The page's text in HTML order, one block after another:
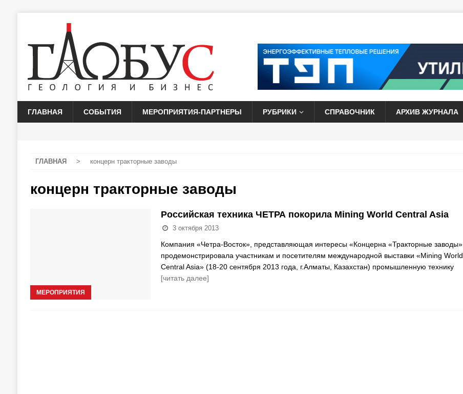
ГЛАВНАЯ СОБЫТИЯ МЕРОПРИЯТИЯ-ПАРТНЕРЫ РУБРИКИ СПРАВОЧНИК АРХИВ ЖУРНАЛА
ГЛАВНАЯ > концерн тракторные заводы
концерн тракторные заводы
МЕРОПРИЯТИЯ
Российская техника ЧЕТРА покорила Mining World Central Asia
3 октября 2013
Компания «Четра-Восток», представляющая интересы «Концерна «Тракторные заводы»,
продемонстрировала участникам и посетителям международной выставки «Mining World
Сentral Asia» (18-20 сентября 2013 года, г.Алматы, Казахстан) промышленную технику
[читать далее]